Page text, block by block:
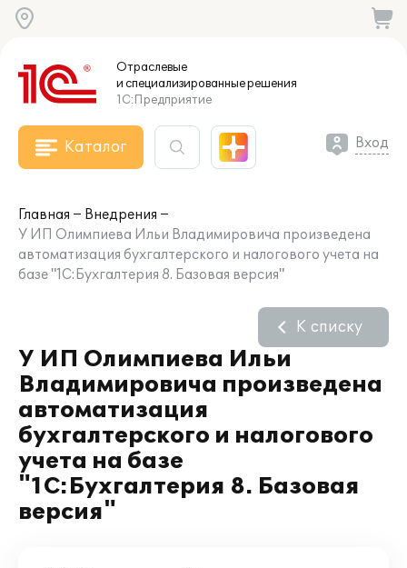
Отраслевые
и специализированныерешения
1С:Предприятие
Каталог Вход
Главная
Внедрения
У ИП Олимпиева Ильи Владимировича произведена
автоматизация бухгалтерского и налогового учета на
базе "1С:Бухгалтерия 8. Базовая версия"
У ИП Олимпиева Ильи
Владимировича произведена
автоматизация
бухгалтерского и налогового
учета на базе
"1С:Бухгалтерия 8. Базовая
версия"
К списку